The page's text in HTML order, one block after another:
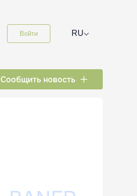
Войти RU⌵
Сообщить новость